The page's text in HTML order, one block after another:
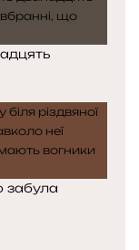
забула